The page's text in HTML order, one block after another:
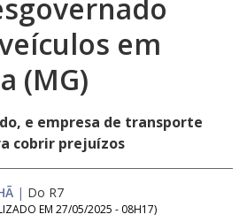
em
(MG)
e empresa de transporte
cobrir prejuízos
| Do R7
EM 27/05/2025 - 08H17)